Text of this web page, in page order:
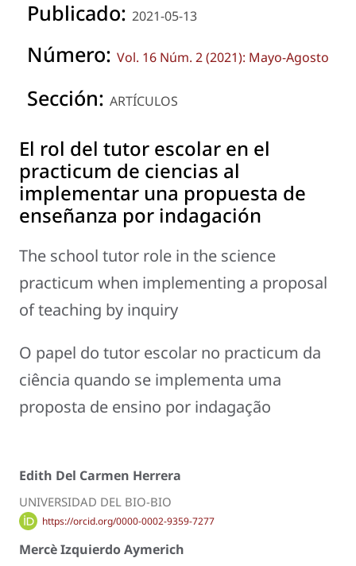
Publicado: 2021-05-13
Número: Vol. 16 Núm. 2 (2021): Mayo-Agosto
Sección: ARTÍCULOS
El rol del tutor escolar en el
practicum de ciencias al
implementar una propuesta de
enseñanza por indagación
The school tutor role in the science
practicum when implementing a proposal
of teaching by inquiry
O papel do tutor escolar no practicum da
ciência quando se implementa uma
proposta de ensino por indagação
Edith Del Carmen Herrera
UNIVERSIDAD DEL BIO-BIO
https://orcid.org/0000-0002-9359-7277
Mercè Izquierdo Aymerich